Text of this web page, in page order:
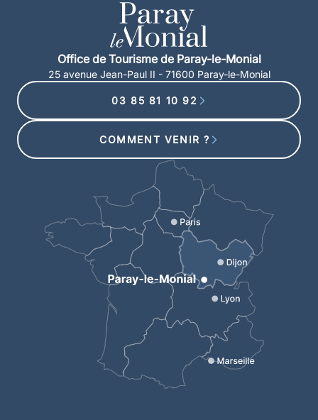
Office de Tourisme de Paray-le-Monial
25 avenue Jean-Paul II - 71600 Paray-le-Monial
03 85 81 10 92
COMMENT VENIR ?